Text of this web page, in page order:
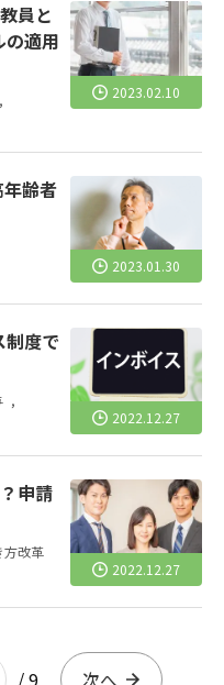
2023.02.10
員と
適用
,
2023.01.30
年齢者
2022.12.27
制度で
,
2022.12.27
申請
方改革